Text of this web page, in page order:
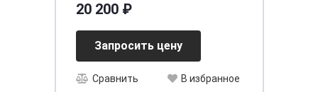
20 200 ₽
Запросить цену
Сравнить В избранное